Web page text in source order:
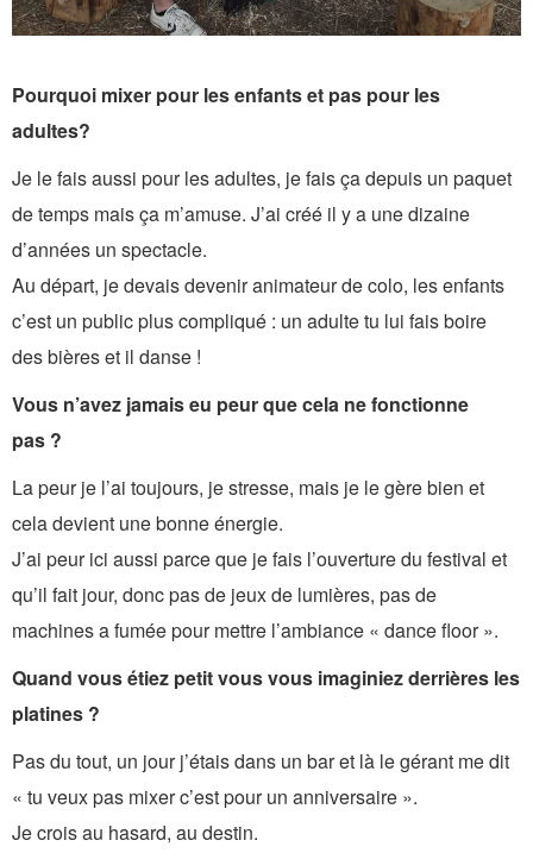
Pourquoi mixer pour les enfants et pas pour les
adultes?
Je le fais aussi pour les adultes, je fais ça depuis un paquet
de temps mais ça m’amuse. J’ai créé il y a une dizaine
d’années un spectacle.
Au départ, je devais devenir animateur de colo, les enfants
c’est un public plus compliqué : un adulte tu lui fais boire
des bières et il danse !
Vous n’avez jamais eu peur que cela ne fonctionne
pas ?
La peur je l’ai toujours, je stresse, mais je le gère bien et
cela devient une bonne énergie.
J’ai peur ici aussi parce que je fais l’ouverture du festival et
qu’il fait jour, donc pas de jeux de lumières, pas de
machines a fumée pour mettre l’ambiance « dance floor ».
Quand vous étiez petit vous vous imaginiez derrières les
platines ?
Pas du tout, un jour j’étais dans un bar et là le gérant me dit
« tu veux pas mixer c’est pour un anniversaire ».
Je crois au hasard, au destin.